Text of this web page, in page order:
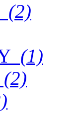
(2)
(1)
(2)